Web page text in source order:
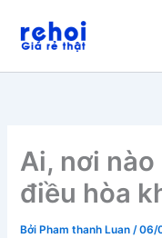
dung
Ai, nơi
điều hòa
Bởi Pham thanh Luan/06/